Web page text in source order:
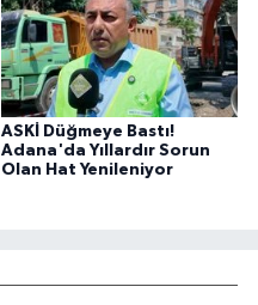
ASKİ Düğmeye Bastı!
Adana'da Yıllardır Sorun
Olan Hat Yenileniyor